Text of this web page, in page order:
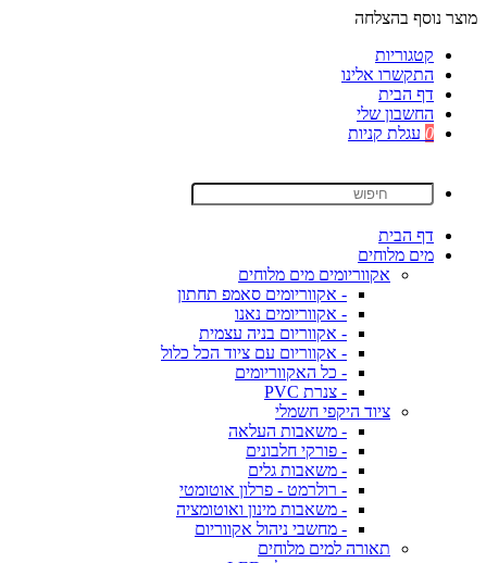
מוצר נוסף בהצלחה
קטגוריות
התקשרו אלינו
דף הבית
החשבון שלי
0 עגלת קניות
דף הבית
מים מלוחים
אקווריומים מים מלוחים
- אקווריומים סאמפ תחתון
- אקווריומים נאנו
- אקווריום בניה עצמית
- אקווריום עם ציוד הכל כלול
- כל האקווריומים
- צנרת PVC
ציוד היקפי חשמלי
- משאבות העלאה
- פורקי חלבונים
- משאבות גלים
- רולרמט - פרלון אוטומטי
- משאבות מינון ואוטומציה
- מחשבי ניהול אקווריום
תאורה למים מלוחים